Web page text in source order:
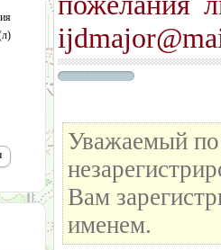
Уважаемый
Вам
именем.